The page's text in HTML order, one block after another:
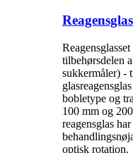
tilbehørsdelen
sukkermåler) -
bobletype og
100 mm og
reagensglas
optisk rotation.